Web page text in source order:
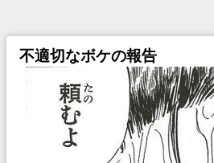
不適切なボケの報告